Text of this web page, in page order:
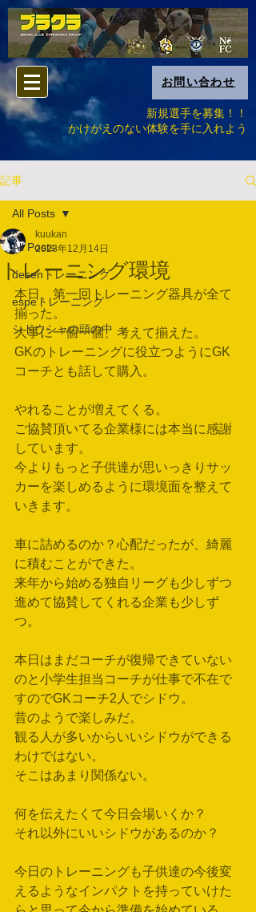
お問い合わせ
新規選手を募集！！
​かけがえのない体験を手に入れよう
記事
All Posts
desenトレーニング
espeトレーニング
シドウシャの頭の中
All Posts
トレーニング環境
kuukan
2023年12月14日
本日、第一回トレーニング器具が全て
揃った。
大事に一個一個、考えて揃えた。
GKのトレーニングに役立つようにGK
コーチとも話して購入。
やれることが増えてくる。
ご協賛頂いてる企業様には本当に感謝
しています。
今よりもっと子供達が思いっきりサッ
カーを楽しめるように環境面を整えて
いきます。
車に詰めるのか？心配だったが、綺麗
に積むことができた。
来年から始める独自リーグも少しずつ
進めて協賛してくれる企業も少しず
つ。
本日はまだコーチが復帰できていない
のと小学生担当コーチが仕事で不在で
すのでGKコーチ2人でシドウ。
昔のようで楽しみだ。
観る人が多いからいいシドウができる
わけではない。
そこはあまり関係ない。
何を伝えたくて今日会場いくか？
それ以外にいいシドウがあるのか？
今日のトレーニングも子供達の今後変
えるようなインパクトを持っていけた